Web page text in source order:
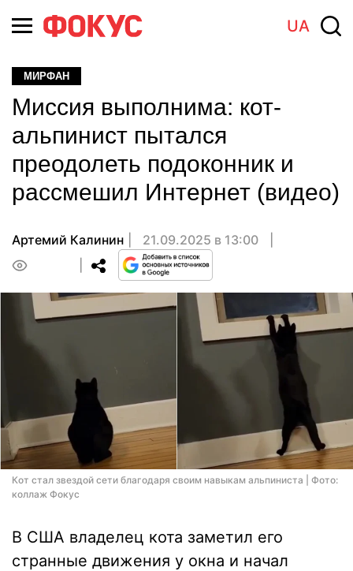
UA
МИРФАН
Миссия выполнима: кот-
альпинист пытался
преодолеть подоконник и
рассмешил Интернет (видео)
Артемий Калинин
21.09.2025 в 13:00
Кот стал звездой сети благодаря своим навыкам альпиниста | Фото:
коллаж Фокус
В США владелец кота заметил его
странные движения у окна и начал